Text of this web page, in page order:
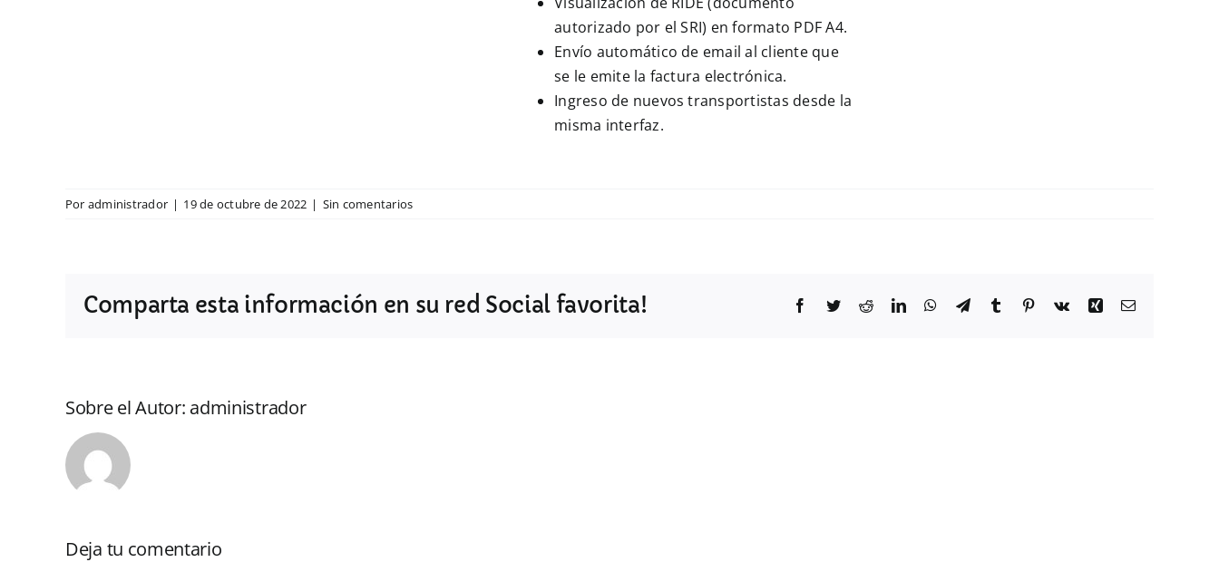
autorizado por el SRI) en formato PDF A4.
Envío automático de email al cliente que
se le emite la factura electrónica.
Ingreso de nuevos transportistas desde la
misma interfaz.
Por administrador | 19 de octubre de 2022 | Sin comentarios
Comparta esta información en su red Social favorita! Facebook
TwitterRedditLinkedInWhatsApp
TelegramTumblr Pinterest
Vk Xing Correo
Sobre el Autor: administrador
Deja tu comentario